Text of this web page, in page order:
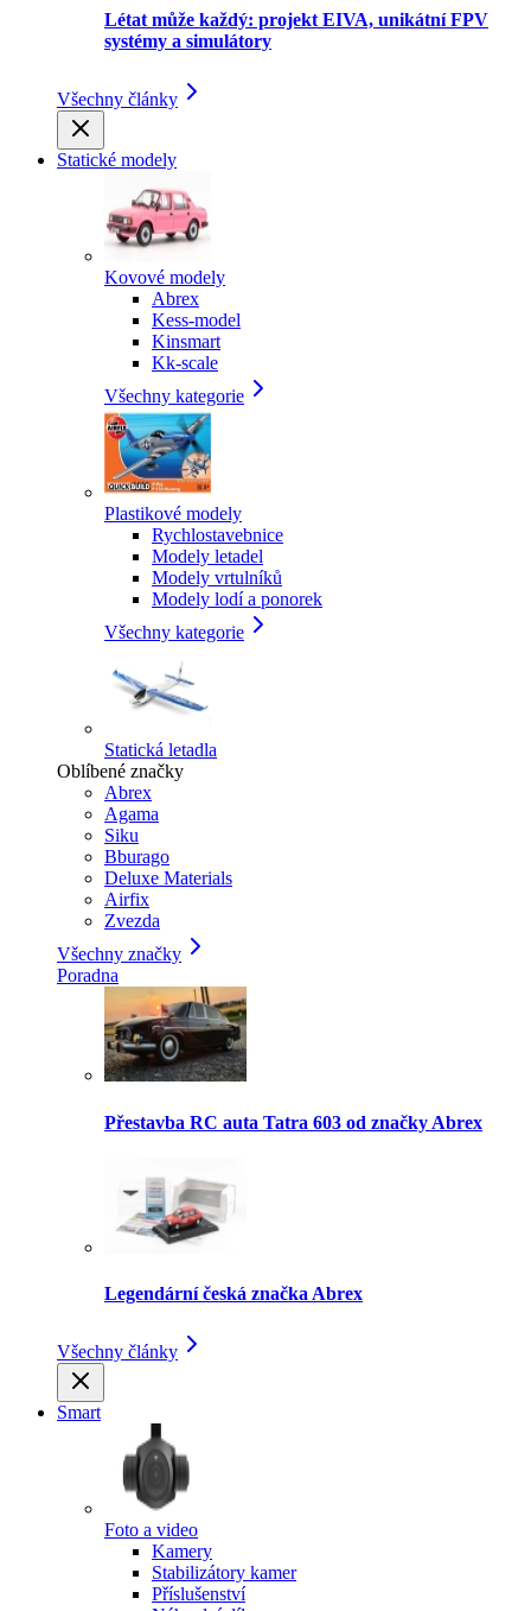
Létat může každý: projekt EIVA, unikátní FPV
systémy a simulátory
Všechny články
Statické modely
Kovové modely
Abrex
Kess-model
Kinsmart
Kk-scale
Všechny kategorie
Plastikové modely
Rychlostavebnice
Modely letadel
Modely vrtulníků
Modely lodí a ponorek
Všechny kategorie
Statická letadla
Oblíbené značky
Abrex
Agama
Siku
Bburago
Deluxe Materials
Airfix
Zvezda
Všechny značky
Poradna
Přestavba RC auta Tatra 603 od značky Abrex
Legendární česká značka Abrex
Všechny články
Smart
Foto a video
Kamery
Stabilizátory kamer
Příslušenství